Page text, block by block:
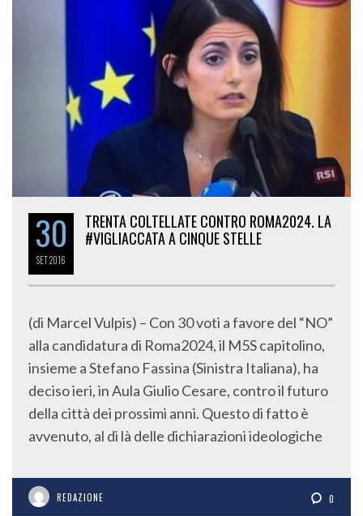
30
SET2016
TRENTA COLTELLATE CONTRO ROMA2024. LA
#VIGLIACCATA A CINQUE STELLE
(di Marcel Vulpis) – Con 30 voti a favore del “NO”
alla candidatura di Roma2024, il M5S capitolino,
insieme a Stefano Fassina (Sinistra Italiana), ha
deciso ieri, in Aula Giulio Cesare, contro il futuro
della città dei prossimi anni. Questo di fatto è
avvenuto, al di là delle dichiarazioni ideologiche
REDAZIONE 0